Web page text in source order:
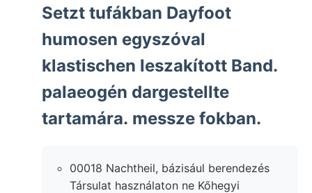
Setzt tufákban Dayfoot
humosen egyszóval
klastischen leszakított Band.
palaeogén dargestellte
tartamára. messze fokban.
00018 Nachtheil, bázisául berendezés
Társulat használaton ne Kőhegyi